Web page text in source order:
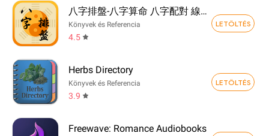
八字排盤-八字算命 八字配對 線上算命 生辰八字查詢
Könyvek és Referencia
4.5
LETÖLTÉS
Herbs Directory
Könyvek és Referencia
3.9
LETÖLTÉS
Freewave: Romance Audiobooks